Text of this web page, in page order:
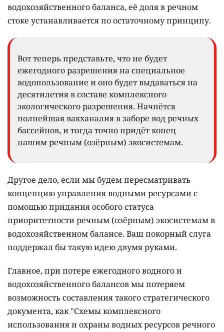
водохозяйственного баланса, её доля в речном
стоке устанавливается по остаточному принципу.
Вот теперь представьте, что не будет
ежегодного разрешения на специальное
водопользование и оно будет выдаваться на
десятилетия в составе комплексного
экологического разрешения. Начнётся
полнейшая вакханалия в заборе вод речных
бассейнов, и тогда точно придёт конец
нашим речным (озёрным) экосистемам.
Другое дело, если мы будем пересматривать
концепцию управления водными ресурсами с
помощью придания особого статуса
приоритетности речным (озёрным) экосистемам в
водохозяйственном балансе. Ваш покорный слуга
поддержал бы такую идею двумя руками.
Главное, при потере ежегодного водного и
водохозяйственного балансов мы потеряем
возможность составления такого стратегического
документа, как "Схемы комплексного
использования и охраны водных ресурсов речного